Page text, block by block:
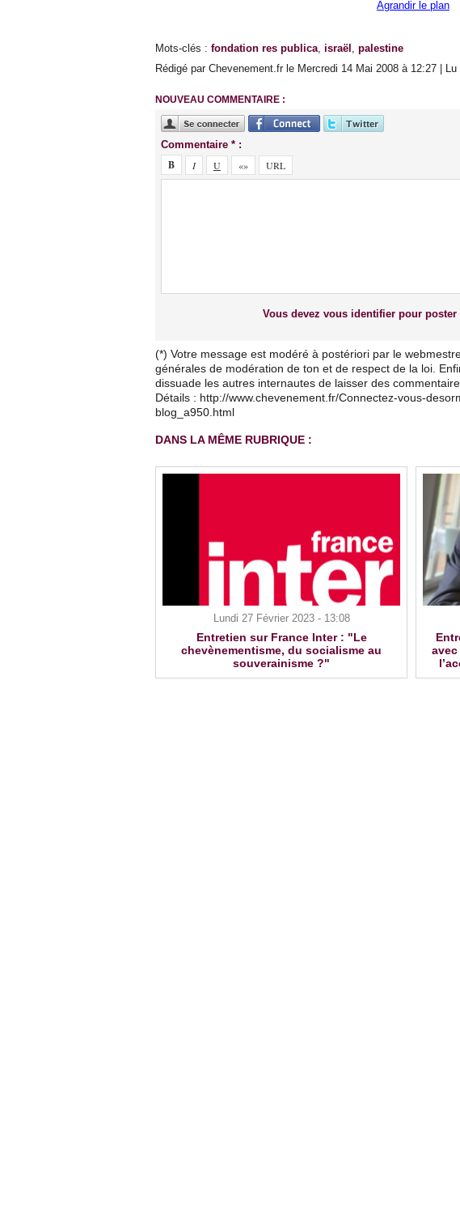
Agrandir le plan
Mots-clés : fondation res publica, israël , palestine
Rédigé par Chevenement.fr le Mercredi 14 Mai 2008 à 12:27 | Lu
NOUVEAU COMMENTAIRE :
Commentaire * :
Vous devez vous identifier pour
(*) Votre message est modéré à postériori par le
générales de modération de ton et de respect de la loi.
dissuade les autres internautes de laisser des
Détails : http://www.chevenement.fr/Connectez-vous-
blog_a950.html
DANS LA MÊME RUBRIQUE :
Lundi 27 Février 2023 - 13:08
Entretien sur France Inter : "Le
chevènementisme, du socialisme au
souverainisme ?"